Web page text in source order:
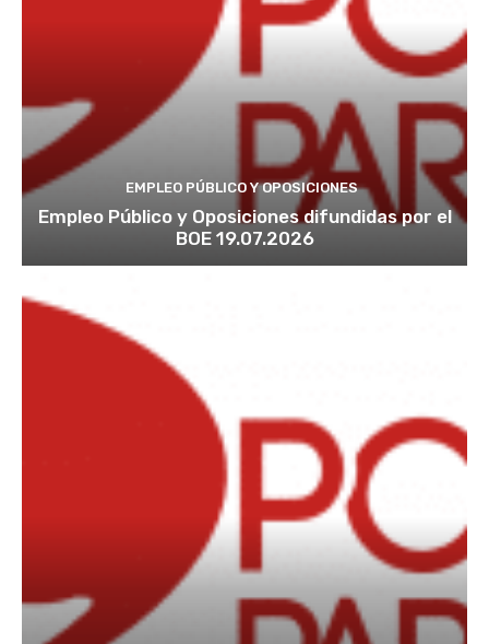
EMPLEO PÚBLICO Y OPOSICIONES
Empleo Público y Oposiciones difundidas por el
BOE 19.07.2026